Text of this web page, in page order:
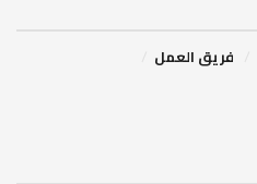
فريق العمل